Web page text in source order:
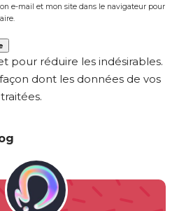
e-mail et mon site dans le navigateur pour
pour réduire les indésirables.
dont les données de vos
.